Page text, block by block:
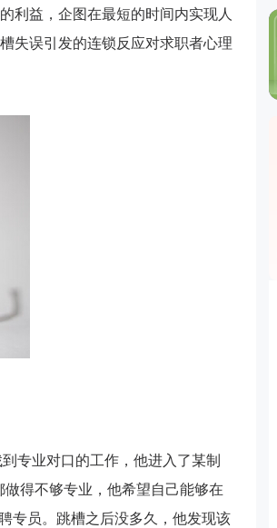
利益，企图在最短的时间内实现人
失误引发的连锁反应对求职者心理
专业对口的工作，他进入了某制
得不够专业，他希望自己能够在
专员。跳槽之后没多久，他发现该